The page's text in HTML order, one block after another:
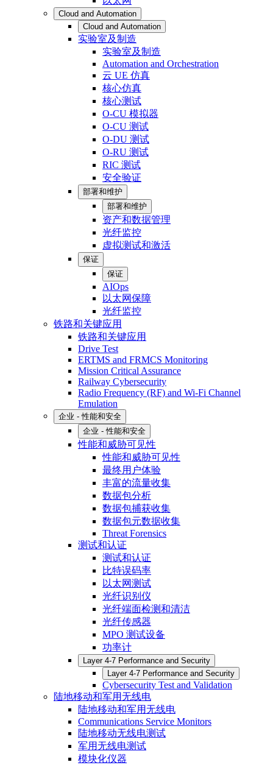
Cloud and Automation
Cloud and Automation
实验室及制造
实验室及制造
Automation and Orchestration
云 UE 仿真
核心仿真
核心测试
O-CU 模拟器
O-CU 测试
O-DU 测试
O-RU 测试
RIC 测试
安全验证
部署和维护
部署和维护
资产和数据管理
光纤监控
虚拟测试和激活
保证
保证
AIOps
以太网保障
光纤监控
铁路和关键应用
铁路和关键应用
Drive Test
ERTMS and FRMCS Monitoring
Mission Critical Assurance
Railway Cybersecurity
Radio Frequency (RF) and Wi-Fi Channel
Emulation
企业 - 性能和安全
企业 - 性能和安全
性能和威胁可见性
性能和威胁可见性
最终用户体验
丰富的流量收集
数据包分析
数据包捕获收集
数据包元数据收集
Threat Forensics
测试和认证
测试和认证
比特误码率
以太网测试
光纤识别仪
光纤端面检测和清洁
光纤传感器
MPO 测试设备
功率计
Layer 4-7 Performance and Security
Layer 4-7 Performance and Security
Cybersecurity Test and Validation
陆地移动和军用无线电
陆地移动和军用无线电
Communications Service Monitors
陆地移动无线电测试
军用无线电测试
模块化仪器